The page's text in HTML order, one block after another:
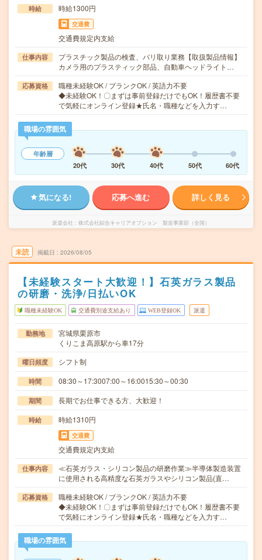
時給 時給1300円
交通費
交通費規定内支給
仕事内容
プラスチック製品の検査、バリ取り業務【取扱製品情報】
カメラ用のプラスティック部品、自動車ヘッドライト…
応募資格
職種未経験OK / ブランクOK / 英語力不要
◆未経験OK！〇まずは事前登録だけでもOK！履歴書不要
で気軽にオンライン登録★氏名・職種などを入力す…
職場の雰囲気
年齢層
20代
30代 40代 50代 60代
気になる! 応募へ進む 詳しく見る
派遣会社 株式会社綜合キャリアオプション 製造事業部（全国）
未読 掲載日 2026/08/05
【未経験スタート大歓迎！】石英ガラス製品
の研磨・洗浄/日払いOK
職種未経験OK 交通費別途支給あり WEB登録OK 派遣
勤務地
宮城県栗原市
くりこま高原駅から車17分
曜日頻度 シフト制
時間 08:30～17:3007:00～16:0015:30～00:30
期間 長期でお仕事できる方、大歓迎！
時給 時給1310円
交通費
交通費規定内支給
仕事内容
≪石英ガラス・シリコン製品の研磨作業≫半導体製造装置
に使用される高精度な石英ガラスやシリコン製品(直…
応募資格
職種未経験OK / ブランクOK / 英語力不要
◆未経験OK！〇まずは事前登録だけでもOK！履歴書不要
で気軽にオンライン登録★氏名・職種などを入力す…
職場の雰囲気